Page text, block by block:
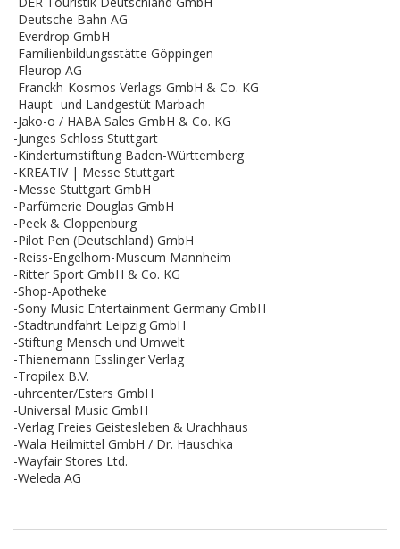
-Deutsche Bahn AG
-Everdrop GmbH
-Familienbildungsstätte Göppingen
-Fleurop AG
-Franckh-Kosmos Verlags-GmbH & Co. KG
-Haupt- und Landgestüt Marbach
-Jako-o / HABA Sales GmbH & Co. KG
-Junges Schloss Stuttgart
-Kinderturnstiftung Baden-Württemberg
-KREATIV | Messe Stuttgart
-Messe Stuttgart GmbH
-Parfümerie Douglas GmbH
-Peek & Cloppenburg
-Pilot Pen (Deutschland) GmbH
-Reiss-Engelhorn-Museum Mannheim
-Ritter Sport GmbH & Co. KG
-Shop-Apotheke
-Sony Music Entertainment Germany GmbH
-Stadtrundfahrt Leipzig GmbH
-Stiftung Mensch und Umwelt
-Thienemann Esslinger Verlag
-Tropilex B.V.
-uhrcenter/Esters GmbH
-Universal Music GmbH
-Verlag Freies Geistesleben & Urachhaus
-Wala Heilmittel GmbH / Dr. Hauschka
-Wayfair Stores Ltd.
-Weleda AG